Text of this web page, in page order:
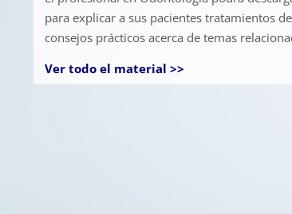
para explicar a sus pacientes tratamientos
consejos prácticos acerca de temas
Ver todo el material >>